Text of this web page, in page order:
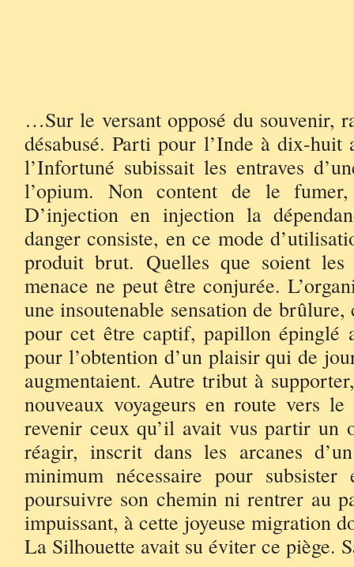
…Sur le versant opposé du souvenir,
désabusé. Parti pour l’Inde à dix-
l’Infortuné subissait les entraves
l’opium. Non content de le
D’injection en injection la
danger consiste, en ce mode
produit brut. Quelles que soient
menace ne peut être conjurée.
une insoutenable sensation de
pour cet être captif, papillon épinglé
pour l’obtention d’un plaisir qui de
augmentaient. Autre tribut à
nouveaux voyageurs en route vers
revenir ceux qu’il avait vus partir un
réagir, inscrit dans les arcanes
minimum nécessaire pour
poursuivre son chemin ni rentrer au
impuissant, à cette joyeuse migration
La Silhouette avait su éviter ce